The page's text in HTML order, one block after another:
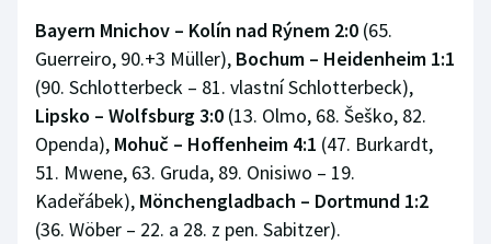
Rychlostní kanoistika
Short track
Sportovní střelba
Stolní tenis
Bayern Mnichov – Kolín nad Rýnem 2:0 (65.
Guerreiro, 90.+3 Müller), Bochum – Heidenheim 1:1
(90. Schlotterbeck – 81. vlastní Schlotterbeck),
Lipsko – Wolfsburg 3:0 (13. Olmo, 68. Šeško, 82.
Openda), Mohuč – Hoffenheim 4:1 (47. Burkardt,
51. Mwene, 63. Gruda, 89. Onisiwo – 19.
Kadeřábek), Mönchengladbach – Dortmund 1:2
(36. Wöber – 22. a 28. z pen. Sabitzer).